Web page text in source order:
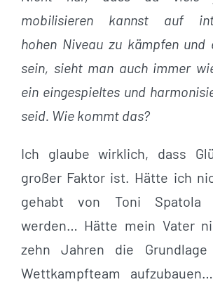
mobilisieren kannst auf
hohen Niveau zu kämpfen und
sein, sieht man auch immer
ein eingespieltes und
seid. Wie kommt das?
Ich glaube wirklich, dass
großer Faktor ist. Hätte ich
gehabt von Toni Spatola
werden… Hätte mein Vater
zehn Jahren die
Wettkampfteam